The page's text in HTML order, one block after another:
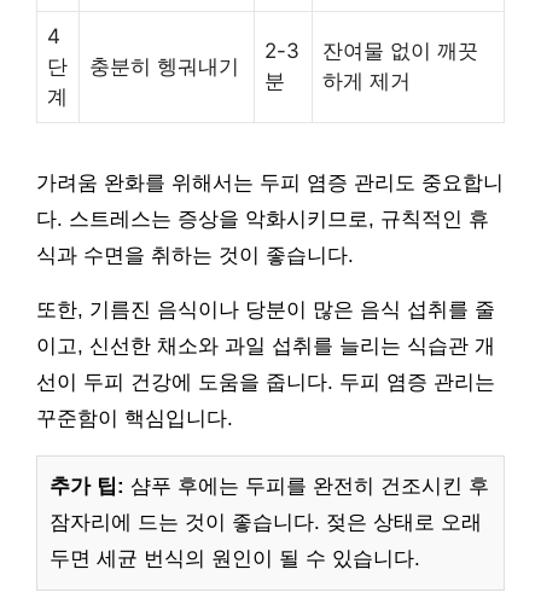
4
단
계
충분히 헹궈내기
2-3
분
잔여물 없이 깨끗
하게 제거
가려움 완화를 위해서는 두피 염증 관리도 중요합니
다. 스트레스는 증상을 악화시키므로, 규칙적인 휴
식과 수면을 취하는 것이 좋습니다.
또한, 기름진 음식이나 당분이 많은 음식 섭취를 줄
이고, 신선한 채소와 과일 섭취를 늘리는 식습관 개
선이 두피 건강에 도움을 줍니다. 두피 염증 관리는
꾸준함이 핵심입니다.
추가 팁: 샴푸 후에는 두피를 완전히 건조시킨 후
잠자리에 드는 것이 좋습니다. 젖은 상태로 오래
두면 세균 번식의 원인이 될 수 있습니다.